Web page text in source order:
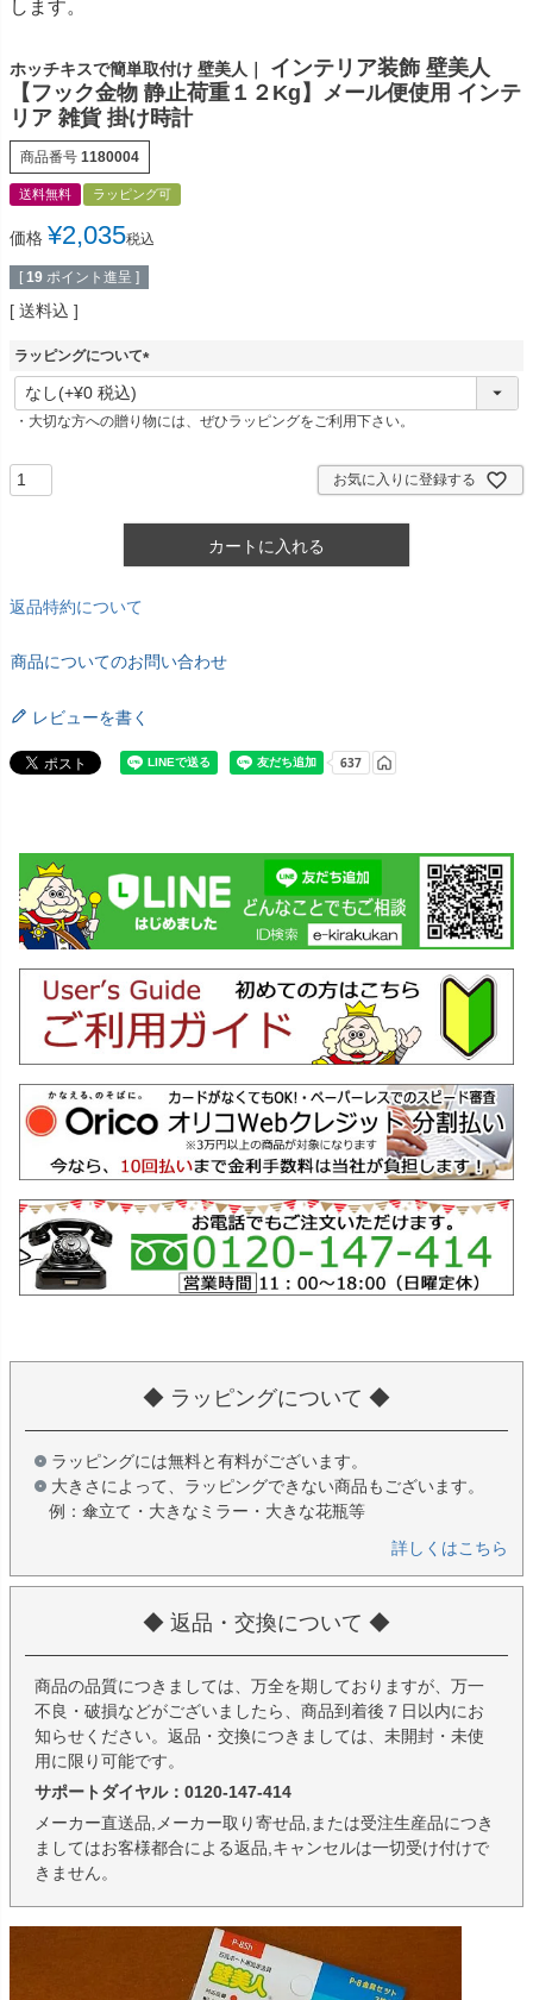
します。
ホッチキスで簡単取付け 壁美人｜
インテリア装飾 壁美人
【フック金物 静止荷重１２Kg】メール便使用 インテ
リア 雑貨 掛け時計
商品番号 1180004
送料無料 ラッピング可
価格 ¥2,035税込
[ 19 ポイント進呈 ]
送料込
ラッピングについて
(
須
・大切な方への贈り物には、ぜひラッピングをご利用下さい。
お気に入りに登録する
カートに入れる
返品特約について
商品についてのお問い合わせ
レビューを書く
◆ ラッピングについて ◆
ラッピングには無料と有料がございます。
大きさによって、ラッピングできない商品もございます。
例：傘立て・大きなミラー・大きな花瓶等
詳しくはこちら
◆ 返品・交換について ◆
商品の品質につきましては、万全を期しておりますが、万一
不良・破損などがございましたら、商品到着後７日以内にお
知らせください。返品・交換につきましては、未開封・未使
用に限り可能です。
サポートダイヤル：0120-147-414
メーカー直送品,メーカー取り寄せ品,または受注生産品につき
ましてはお客様都合による返品,キャンセルは一切受け付けで
きません。